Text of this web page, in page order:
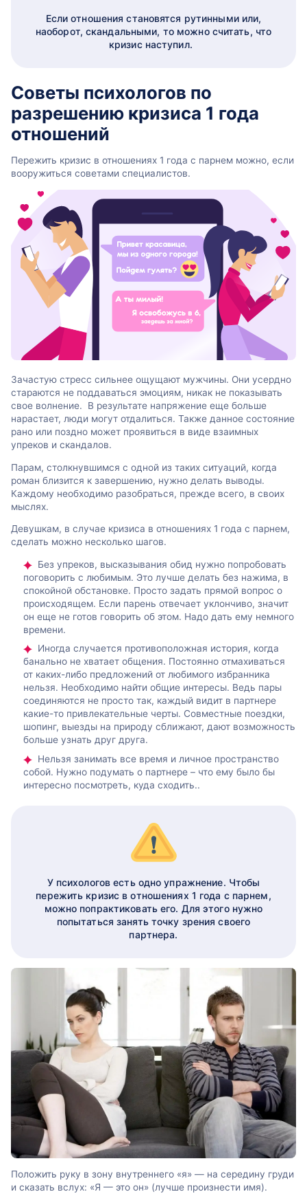
Если отношения становятся рутинными или,
наоборот, скандальными, то можно считать, что
кризис наступил.
Советы психологов по
разрешению кризиса 1 года
отношений
Пережить кризис в отношениях 1 года с парнем можно, если
вооружиться советами специалистов.
Зачастую стресс сильнее ощущают мужчины. Они усердно
стараются не поддаваться эмоциям, никак не показывать
свое волнение. В результате напряжение еще больше
нарастает, люди могут отдалиться. Также данное состояние
рано или поздно может проявиться в виде взаимных
упреков и скандалов.
Парам, столкнувшимся с одной из таких ситуаций, когда
роман близится к завершению, нужно делать выводы.
Каждому необходимо разобраться, прежде всего, в своих
мыслях.
Девушкам, в случае кризиса в отношениях 1 года с парнем,
сделать можно несколько шагов.
Без упреков, высказывания обид нужно попробовать
поговорить с любимым. Это лучше делать без нажима, в
спокойной обстановке. Просто задать прямой вопрос о
происходящем. Если парень отвечает уклончиво, значит
он еще не готов говорить об этом. Надо дать ему немного
времени.
Иногда случается противоположная история, когда
банально не хватает общения. Постоянно отмахиваться
от каких-либо предложений от любимого избранника
нельзя. Необходимо найти общие интересы. Ведь пары
соединяются не просто так, каждый видит в партнере
какие-то привлекательные черты. Совместные поездки,
шопинг, выезды на природу сближают, дают возможность
больше узнать друг друга.
Нельзя занимать все время и личное пространство
собой. Нужно подумать о партнере – что ему было бы
интересно посмотреть, куда сходить..
У психологов есть одно упражнение. Чтобы
пережить кризис в отношениях 1 года с парнем,
можно попрактиковать его. Для этого нужно
попытаться занять точку зрения своего
партнера.
Положить руку в зону внутреннего «я» — на середину груди
и сказать вслух: «Я — это он» (лучше произнести имя).